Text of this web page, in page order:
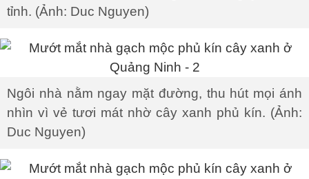
tỉnh. (Ảnh: Duc Nguyen)
Ngôi nhà nằm ngay mặt đường, thu hút mọi ánh
nhìn vì vẻ tươi mát nhờ cây xanh phủ kín. (Ảnh:
Duc Nguyen)